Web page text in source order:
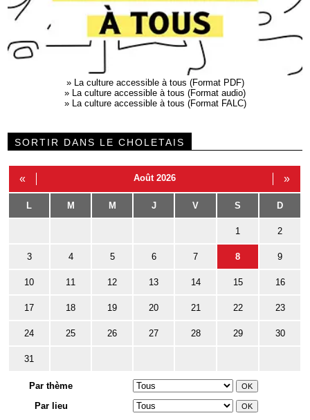
» La culture accessible à tous (Format PDF)
» La culture accessible à tous (Format audio)
» La culture accessible à tous (Format FALC)
SORTIR DANS LE CHOLETAIS
« Août 2026 »
L M M J V S D
1 2
3 4 5 6 7 8 9
10 11 12 13 14 15 16
17 18 19 20 21 22 23
24 25 26 27 28 29 30
31
Par thème
Par lieu